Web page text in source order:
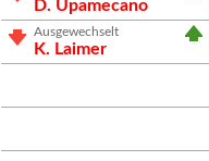
D. Upamecano
Ausgewechselt
K. Laimer